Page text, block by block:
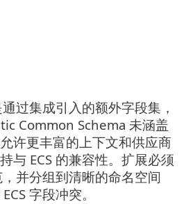
过集成引入的额外字段集，
Common Schema 未涵盖
许更丰富的上下文和供应商
与 ECS 的兼容性。扩展必须
，并分组到清晰的命名空间
字段冲突。